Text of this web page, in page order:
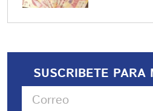
SUSCRIBETE PARA